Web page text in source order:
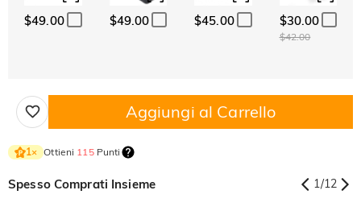
$49.00 $49.00 $45.00 $30.00
$42.00
Aggiungi al Carrello
1× Ottieni 115Punti
Spesso Comprati Insieme 1/12